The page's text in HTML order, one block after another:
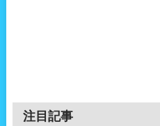
注目記事